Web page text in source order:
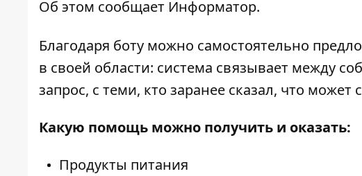
Об этом сообщает Информатор.
Благодаря боту можно самостоятельно
в своей области: система связывает между
запрос, с теми, кто заранее сказал, что
Какую помощь можно получить и оказать:
Продукты питания